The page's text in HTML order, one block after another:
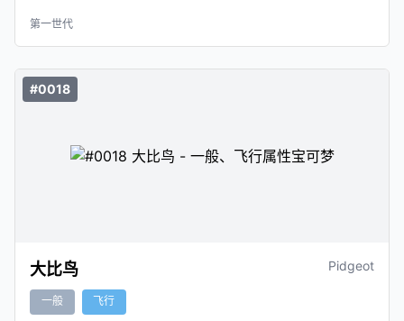
第一世代
#0018
大比鸟 Pidgeot
一般 飞行